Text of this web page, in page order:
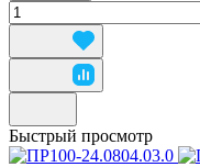
Быстрый просмотр